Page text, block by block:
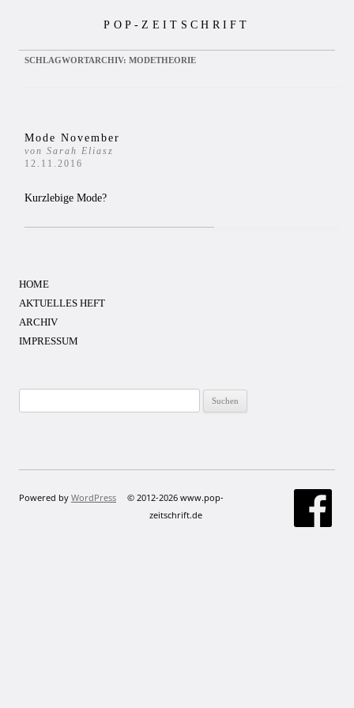
POP-ZEITSCHRIFT
SCHLAGWORTARCHIV: MODETHEORIE
Mode November
von Sarah Eliasz
12.11.2016
Kurzlebige Mode?
HOME
AKTUELLES HEFT
ARCHIV
IMPRESSUM
nach:
Powered by WordPress
© 2012-2026 www.pop-
zeitschrift.de